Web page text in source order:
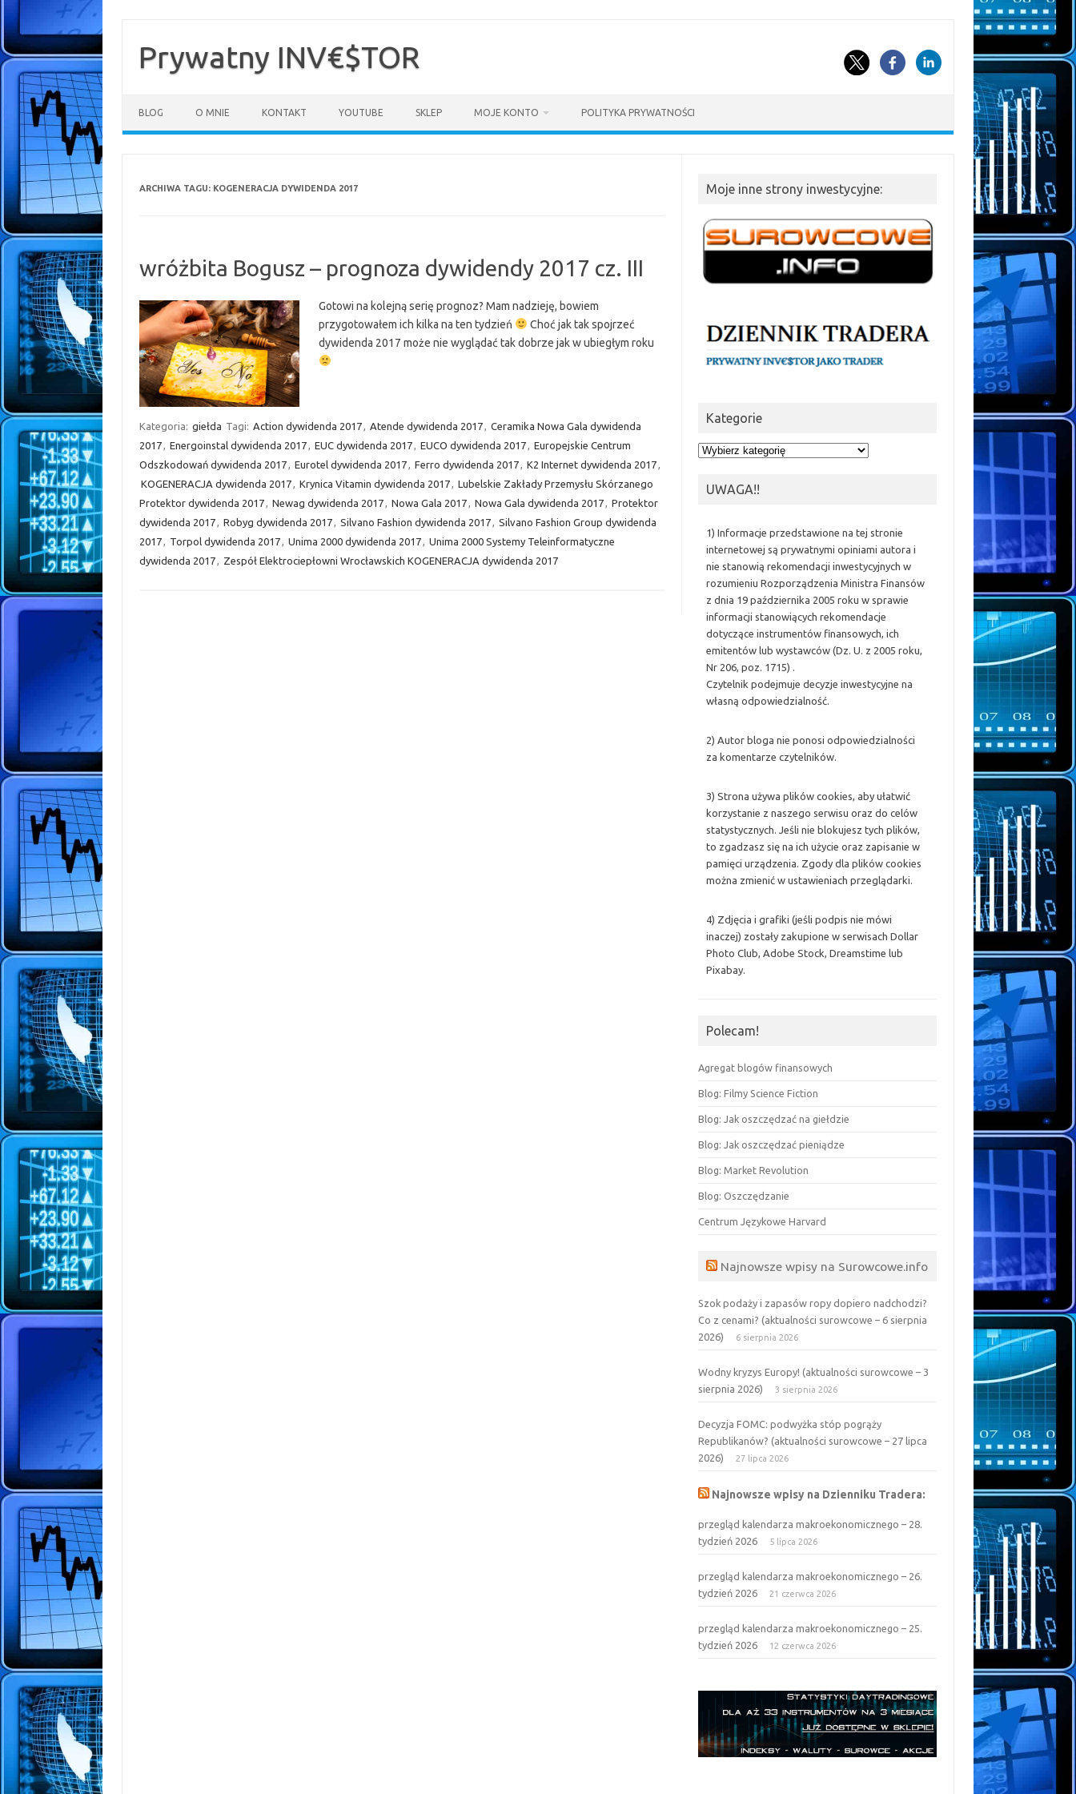
treściPrywatny INV€$TOR
BLOG O MNIE KONTAKT YOUTUBE SKLEP MOJE KONTO POLITYKA PRYWATNOŚCI
ARCHIWA TAGU: KOGENERACJA DYWIDENDA 2017
wróżbita Bogusz – prognoza dywidendy 2017 cz. III
Gotowi na kolejną serię prognoz? Mam nadzieję, bowiem
przygotowałem ich kilka na ten tydzień
Choć jak tak spojrzeć
dywidenda 2017 może nie wyglądać tak dobrze jak w ubiegłym roku
Kategoria: giełda Tagi: Action dywidenda 2017, Atende dywidenda 2017, Ceramika Nowa Gala dywidenda
2017, Energoinstal dywidenda 2017, EUC dywidenda 2017, EUCO dywidenda 2017, Europejskie Centrum
Odszkodowań dywidenda 2017, Eurotel dywidenda 2017, Ferro dywidenda 2017, K2 Internet dywidenda 2017,
KOGENERACJA dywidenda 2017, Krynica Vitamin dywidenda 2017, Lubelskie Zakłady Przemysłu Skórzanego
Protektor dywidenda 2017, Newag dywidenda 2017, Nowa Gala 2017, Nowa Gala dywidenda 2017, Protektor
dywidenda 2017, Robyg dywidenda 2017, Silvano Fashion dywidenda 2017, Silvano Fashion Group dywidenda
2017, Torpol dywidenda 2017, Unima 2000 dywidenda 2017, Unima 2000 Systemy Teleinformatyczne
dywidenda 2017, Zespół Elektrociepłowni Wrocławskich KOGENERACJA dywidenda 2017
Moje inne strony inwestycyjne:
Kategorie
Kategorie
UWAGA!!
1) Informacje przedstawione na tej stronie
internetowej są prywatnymi opiniami autora i
nie stanowią rekomendacji inwestycyjnych w
rozumieniu Rozporządzenia Ministra Finansów
z dnia 19 października 2005 roku w sprawie
informacji stanowiących rekomendacje
dotyczące instrumentów finansowych, ich
emitentów lub wystawców (Dz. U. z 2005 roku,
Nr 206, poz. 1715) .
Czytelnik podejmuje decyzje inwestycyjne na
własną odpowiedzialność.
2) Autor bloga nie ponosi odpowiedzialności
za komentarze czytelników.
3) Strona używa plików cookies, aby ułatwić
korzystanie z naszego serwisu oraz do celów
statystycznych. Jeśli nie blokujesz tych plików,
to zgadzasz się na ich użycie oraz zapisanie w
pamięci urządzenia. Zgody dla plików cookies
można zmienić w ustawieniach przeglądarki.
4) Zdjęcia i grafiki (jeśli podpis nie mówi
inaczej) zostały zakupione w serwisach Dollar
Photo Club, Adobe Stock, Dreamstime lub
Pixabay.
Polecam!
Agregat blogów finansowych
Blog: Filmy Science Fiction
Blog: Jak oszczędzać na giełdzie
Blog: Jak oszczędzać pieniądze
Blog: Market Revolution
Blog: Oszczędzanie
Centrum Językowe Harvard
Najnowsze wpisy na Surowcowe.info
Szok podaży i zapasów ropy dopiero nadchodzi?
Co z cenami? (aktualności surowcowe – 6 sierpnia
2026)
6 sierpnia 2026
Wodny kryzys Europy! (aktualności surowcowe – 3
sierpnia 2026)
3 sierpnia 2026
Decyzja FOMC: podwyżka stóp pogrąży
Republikanów? (aktualności surowcowe – 27 lipca
2026)
27 lipca 2026
Najnowsze wpisy na Dzienniku Tradera:
przegląd kalendarza makroekonomicznego – 28.
tydzień 2026
5 lipca 2026
przegląd kalendarza makroekonomicznego – 26.
tydzień 2026
21 czerwca 2026
przegląd kalendarza makroekonomicznego – 25.
tydzień 2026
12 czerwca 2026